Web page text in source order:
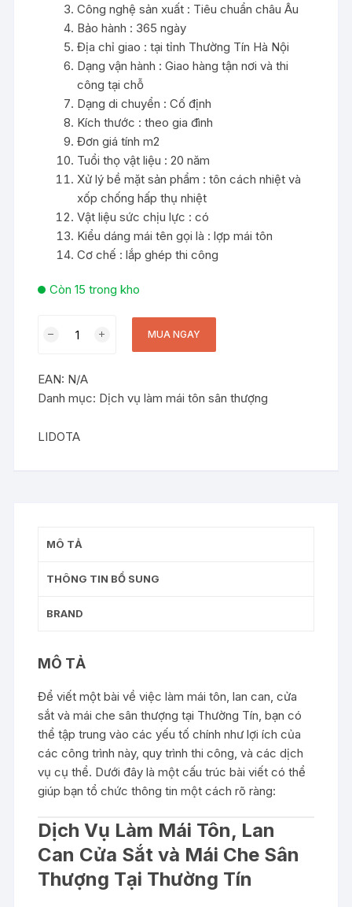
Công nghệ sản xuất : Tiêu chuẩn châu Âu
Bảo hành : 365 ngày
Địa chỉ giao : tại tỉnh Thường Tín Hà Nội
Dạng vận hành : Giao hàng tận nơi và thi
công tại chỗ
Dạng di chuyển : Cố định
Kích thước : theo gia đình
Đơn giá tính m2
Tuổi thọ vật liệu : 20 năm
Xử lý bề mặt sản phẩm : tôn cách nhiệt và
xốp chống hấp thụ nhiệt
Vật liệu sức chịu lực : có
Kiểu dáng mái tên gọi là : lợp mái tôn
Cơ chế : lắp ghép thi công
Còn 15 trong kho
Lan
Can
Sắt
Tại
số
MUA NGAY
EAN: N/A
Danh mục: Dịch vụ làm mái tôn sân thượng
LIDOTA
MÔ TẢ
THÔNG TIN BỔ SUNG
BRAND
MÔ TẢ
Để viết một bài về việc làm mái tôn, lan can, cửa
sắt và mái che sân thượng tại Thường Tín, bạn có
thể tập trung vào các yếu tố chính như lợi ích của
các công trình này, quy trình thi công, và các dịch
vụ cụ thể. Dưới đây là một cấu trúc bài viết có thể
giúp bạn tổ chức thông tin một cách rõ ràng:
Dịch Vụ Làm Mái Tôn, Lan
Can Cửa Sắt và Mái Che Sân
Thượng Tại Thường Tín